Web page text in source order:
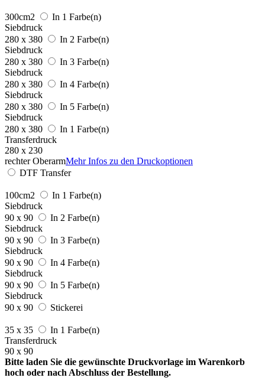
300cm2
In 1 Farbe(n)
Siebdruck
280 x 380
In 2 Farbe(n)
Siebdruck
280 x 380
In 3 Farbe(n)
Siebdruck
280 x 380
In 4 Farbe(n)
Siebdruck
280 x 380
In 5 Farbe(n)
Siebdruck
280 x 380
In 1 Farbe(n)
Transferdruck
280 x 230
rechter OberarmMehr Infos zu den Druckoptionen
DTF Transfer
100cm2
In 1 Farbe(n)
Siebdruck
90 x 90
In 2 Farbe(n)
Siebdruck
90 x 90
In 3 Farbe(n)
Siebdruck
90 x 90
In 4 Farbe(n)
Siebdruck
90 x 90
In 5 Farbe(n)
Siebdruck
90 x 90
Stickerei
35 x 35
In 1 Farbe(n)
Transferdruck
90 x 90
Bitte laden Sie die gewünschte Druckvorlage im Warenkorb
hoch oder nach Abschluss der Bestellung.